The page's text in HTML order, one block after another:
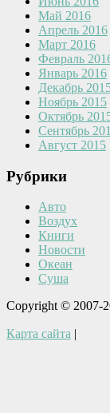
Май 2016
Апрель 2016
Март 2016
Февраль
Январь 2016
Декабрь
Ноябрь 2015
Октябрь
Сентябрь
Август 2015
Рубрики
Авто
Воздух
Книги
Новости
Океан
Суша
Copyright © 2007-
Карта сайта |